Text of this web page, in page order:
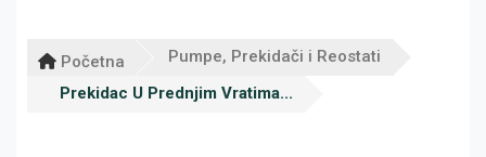
Početna
Pumpe, Prekidači i Reostati
Prekidac U Prednjim Vratima...